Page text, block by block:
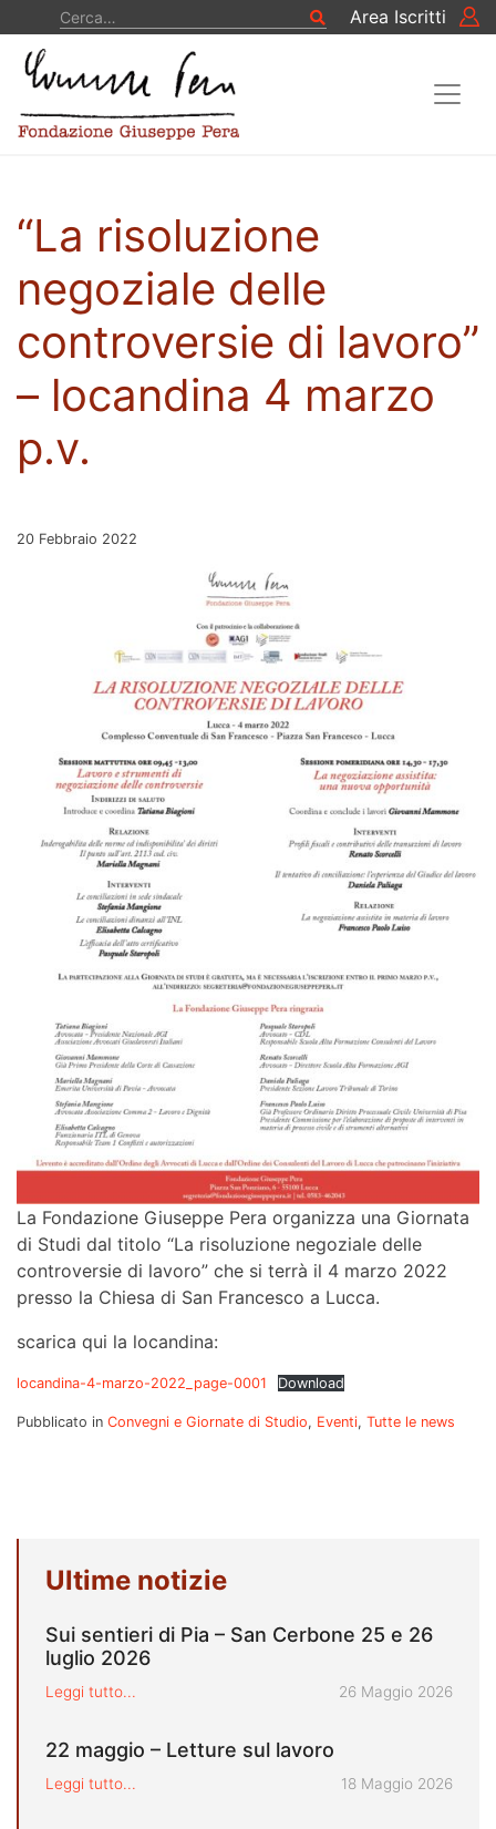
Vai al contenuto Cerca
CercaArea Iscritti
“La risoluzione
negoziale delle
controversie di lavoro”
– locandina 4 marzo
p.v.
Pubblicato il
20 Febbraio 2022
La Fondazione Giuseppe Pera organizza una Giornata
di Studi dal titolo “La risoluzione negoziale delle
controversie di lavoro” che si terrà il 4 marzo 2022
presso la Chiesa di San Francesco a Lucca.
scarica qui la locandina:
locandina-4-marzo-2022_page-0001 Download
Pubblicato in Convegni e Giornate di Studio, Eventi, Tutte le news
Ultime notizie
Sui sentieri di Pia – San Cerbone 25 e 26
luglio 2026
Leggi tutto... Pubblicato il
26 Maggio 2026
22 maggio – Letture sul lavoro
Leggi tutto... Pubblicato il
18 Maggio 2026